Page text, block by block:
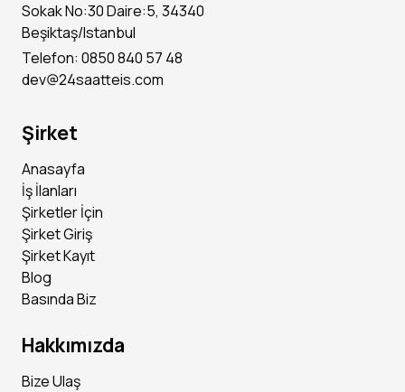
Sokak No:30 Daire:5, 34340
Beşiktaş/Istanbul
Telefon: 0850 840 57 48
dev@24saatteis.com
Şirket
Anasayfa
İş İlanları
Şirketler İçin
Şirket Giriş
Şirket Kayıt
Blog
Basında Biz
Hakkımızda
Bize Ulaş